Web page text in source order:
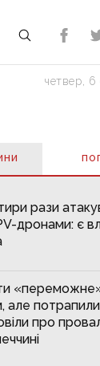
четвер, 6
рази
дронами: є
але
про